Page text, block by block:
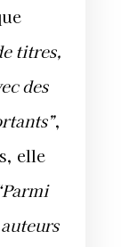
titres,
des
,
elle